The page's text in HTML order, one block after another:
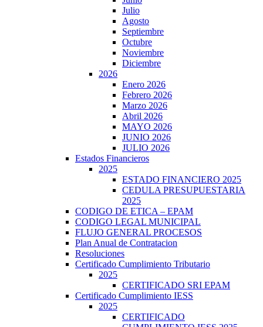
Julio
Agosto
Septiembre
Octubre
Noviembre
Diciembre
2026
Enero 2026
Febrero 2026
Marzo 2026
Abril 2026
MAYO 2026
JUNIO 2026
JULIO 2026
Estados Financieros
2025
ESTADO FINANCIERO 2025
CEDULA PRESUPUESTARIA
2025
CODIGO DE ETICA – EPAM
CODIGO LEGAL MUNICIPAL
FLUJO GENERAL PROCESOS
Plan Anual de Contratacion
Resoluciones
Certificado Cumplimiento Tributario
2025
CERTIFICADO SRI EPAM
Certificado Cumplimiento IESS
2025
CERTIFICADO